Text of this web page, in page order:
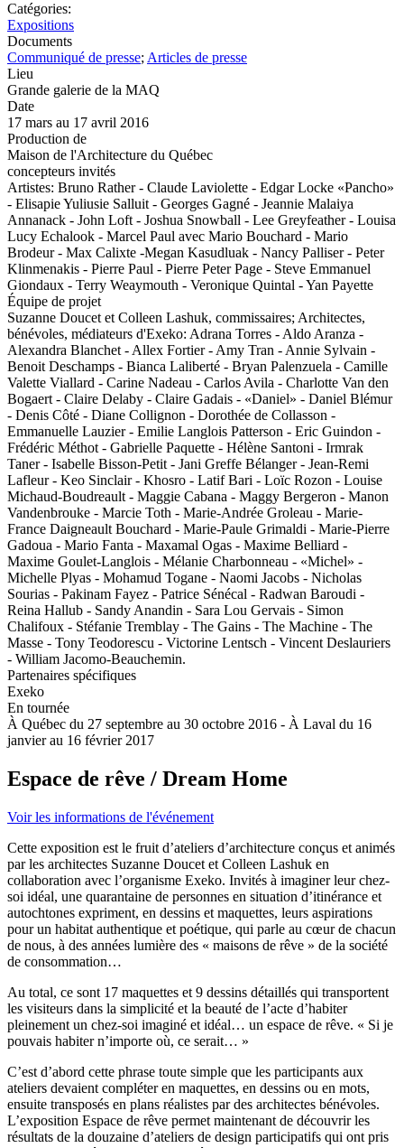
Catégories:
Expositions
Documents
Communiqué de presse;Articles de presse
Lieu
Grande galerie de la MAQ
Date
17 mars au 17 avril 2016
Production de
Maison de l'Architecture du Québec
concepteurs invités
Artistes: Bruno Rather - Claude Laviolette - Edgar Locke «Pancho»
- Elisapie Yuliusie Salluit - Georges Gagné - Jeannie Malaiya
Annanack - John Loft - Joshua Snowball - Lee Greyfeather - Louisa
Lucy Echalook - Marcel Paul avec Mario Bouchard - Mario
Brodeur - Max Calixte -Megan Kasudluak - Nancy Palliser - Peter
Klinmenakis - Pierre Paul - Pierre Peter Page - Steve Emmanuel
Giondaux - Terry Weaymouth - Veronique Quintal - Yan Payette
Équipe de projet
Suzanne Doucet et Colleen Lashuk, commissaires; Architectes,
bénévoles, médiateurs d'Exeko: Adrana Torres - Aldo Aranza -
Alexandra Blanchet - Allex Fortier - Amy Tran - Annie Sylvain -
Benoit Deschamps - Bianca Laliberté - Bryan Palenzuela - Camille
Valette Viallard - Carine Nadeau - Carlos Avila - Charlotte Van den
Bogaert - Claire Delaby - Claire Gadais - «Daniel» - Daniel Blémur
- Denis Côté - Diane Collignon - Dorothée de Collasson -
Emmanuelle Lauzier - Emilie Langlois Patterson - Eric Guindon -
Frédéric Méthot - Gabrielle Paquette - Hélène Santoni - Irmrak
Taner - Isabelle Bisson-Petit - Jani Greffe Bélanger - Jean-Remi
Lafleur - Keo Sinclair - Khosro - Latif Bari - Loïc Rozon - Louise
Michaud-Boudreault - Maggie Cabana - Maggy Bergeron - Manon
Vandenbrouke - Marcie Toth - Marie-Andrée Groleau - Marie-
France Daigneault Bouchard - Marie-Paule Grimaldi - Marie-Pierre
Gadoua - Mario Fanta - Maxamal Ogas - Maxime Belliard -
Maxime Goulet-Langlois - Mélanie Charbonneau - «Michel» -
Michelle Plyas - Mohamud Togane - Naomi Jacobs - Nicholas
Sourias - Pakinam Fayez - Patrice Sénécal - Radwan Baroudi -
Reina Hallub - Sandy Anandin - Sara Lou Gervais - Simon
Chalifoux - Stéfanie Tremblay - The Gains - The Machine - The
Masse - Tony Teodorescu - Victorine Lentsch - Vincent Deslauriers
- William Jacomo-Beauchemin.
Partenaires spécifiques
Exeko
En tournée
À Québec du 27 septembre au 30 octobre 2016 - À Laval du 16
janvier au 16 février 2017
Espace de rêve / Dream Home
Voir les informations de l'événement
Cette exposition est le fruit d’ateliers d’architecture conçus et animés
par les architectes Suzanne Doucet et Colleen Lashuk en
collaboration avec l’organisme Exeko. Invités à imaginer leur chez-
soi idéal, une quarantaine de personnes en situation d’itinérance et
autochtones expriment, en dessins et maquettes, leurs aspirations
pour un habitat authentique et poétique, qui parle au cœur de chacun
de nous, à des années lumière des « maisons de rêve » de la société
de consommation…
Au total, ce sont 17 maquettes et 9 dessins détaillés qui transportent
les visiteurs dans la simplicité et la beauté de l’acte d’habiter
pleinement un chez-soi imaginé et idéal… un espace de rêve. « Si je
pouvais habiter n’importe où, ce serait… »
C’est d’abord cette phrase toute simple que les participants aux
ateliers devaient compléter en maquettes, en dessins ou en mots,
ensuite transposés en plans réalistes par des architectes bénévoles.
L’exposition Espace de rêve permet maintenant de découvrir les
résultats de la douzaine d’ateliers de design participatifs qui ont pris